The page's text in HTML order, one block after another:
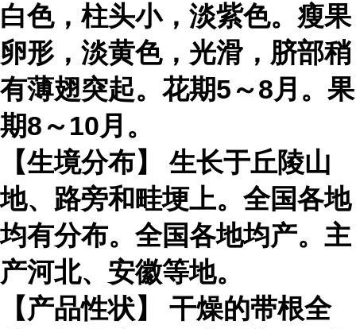
白色，柱头小，淡紫色。瘦果
卵形，淡黄色，光滑，脐部稍
有薄翅突起。花期5～8月。果
期8～10月。
【生境分布】 生长于丘陵山
地、路旁和畦埂上。全国各地
均有分布。全国各地均产。主
产河北、安徽等地。
【产品性状】 干燥的带根全